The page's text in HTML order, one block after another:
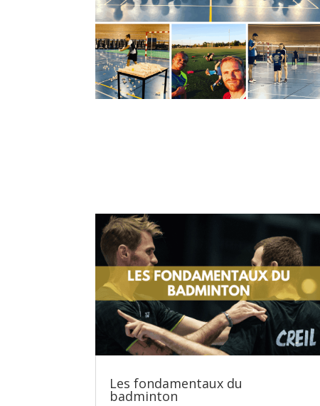
Les fondamentaux du
badminton